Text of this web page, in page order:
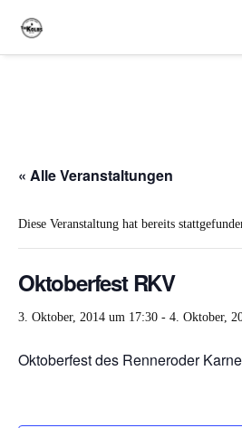
« Alle Veranstaltungen
Diese Veranstaltung hat bereits
Oktoberfest RKV
3. Oktober, 2014 um 17:30 - 4. Oktober,
Oktoberfest des Renneroder